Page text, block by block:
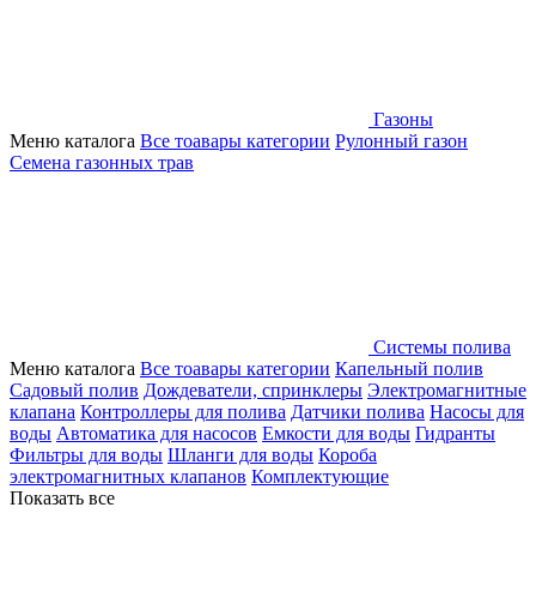
Газоны
Меню каталога Все тоавары категории Рулонный газон
Семена газонных трав
Системы полива
Меню каталога Все тоавары категории Капельный полив
Садовый полив Дождеватели, спринклеры Электромагнитные
клапана Контроллеры для полива Датчики полива Насосы для
воды Автоматика для насосов Емкости для воды Гидранты
Фильтры для воды Шланги для воды Короба
электромагнитных клапанов Комплектующие
Показать все